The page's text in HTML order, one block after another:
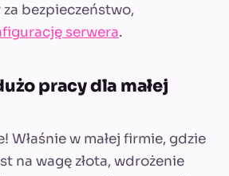
za bezpieczeństwo,
serwera.
pracy dla małej
Właśnie w małej firmie, gdzie
na wagę złota, wdrożenie